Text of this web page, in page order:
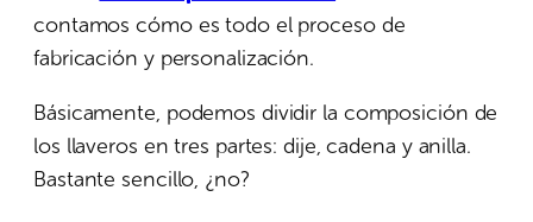
contamos cómo es todo el proceso de
fabricación y personalización.
Básicamente, podemos dividir la composición de
los llaveros en tres partes: dije, cadena y anilla.
Bastante sencillo, ¿no?